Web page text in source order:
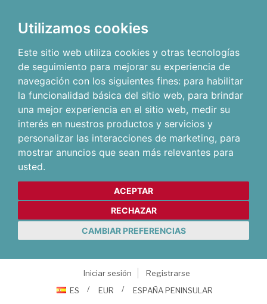
Utilizamos cookies
Este sitio web utiliza cookies y otras tecnologías
de seguimiento para mejorar su experiencia de
navegación con los siguientes fines: para habilitar
la funcionalidad básica del sitio web, para brindar
una mejor experiencia en el sitio web, medir su
interés en nuestros productos y servicios y
personalizar las interacciones de marketing, para
mostrar anuncios que sean más relevantes para
usted.
ACEPTAR
RECHAZAR
CAMBIAR PREFERENCIAS
Iniciar sesión
Registrarse
ES
EUR ESPAÑA PENINSULAR